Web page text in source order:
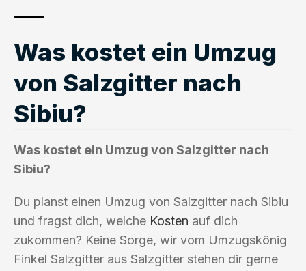
Was kostet ein Umzug
von Salzgitter nach
Sibiu?
Was kostet ein Umzug von Salzgitter nach
Sibiu?
Du planst einen Umzug von Salzgitter nach Sibiu
und fragst dich, welche Kosten auf dich
zukommen? Keine Sorge, wir vom Umzugskönig
Finkel Salzgitter aus Salzgitter stehen dir gerne